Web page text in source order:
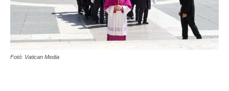
Fotó: Vatican Media